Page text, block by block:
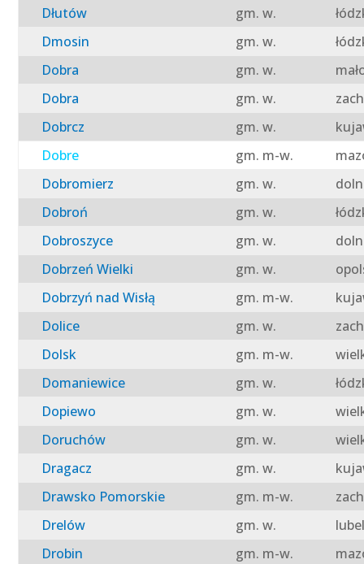
Dłutów
gm. w.
Dmosin
gm. w.
Dobra
gm. w.
Dobra
gm. w.
Dobrcz
gm. w.
Dobre
gm. m-w.
Dobromierz
gm. w.
Dobroń
gm. w.
Dobroszyce
gm. w.
Dobrzeń Wielki
gm. w.
Dobrzyń nad Wisłą
gm. m-w.
Dolice
gm. w.
Dolsk
gm. m-w.
Domaniewice
gm. w.
Dopiewo
gm. w.
Doruchów
gm. w.
Dragacz
gm. w.
Drawsko Pomorskie
gm. m-w.
Drelów
gm. w.
Drobin
gm. m-w.